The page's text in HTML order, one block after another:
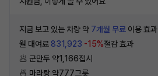
지금 보고 있는 차량 약 7개월 무료 이용 효과
월 대여료 831,923 -15%절감 효과
🥟 군만두 약1,166접시
🍜 마라탕 약777그릇